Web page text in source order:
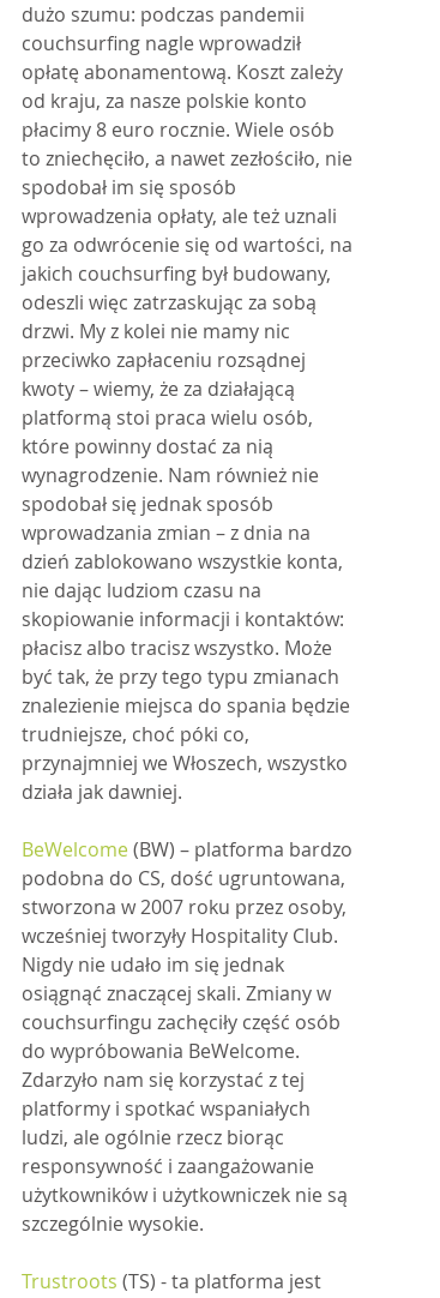
dużo szumu: podczas pandemii
couchsurfing nagle wprowadził
opłatę abonamentową. Koszt zależy
od kraju, za nasze polskie konto
płacimy 8 euro rocznie. Wiele osób
to zniechęciło, a nawet zezłościło, nie
spodobał im się sposób
wprowadzenia opłaty, ale też uznali
go za odwrócenie się od wartości, na
jakich couchsurfing był budowany,
odeszli więc zatrzaskując za sobą
drzwi. My z kolei nie mamy nic
przeciwko zapłaceniu rozsądnej
kwoty – wiemy, że za działającą
platformą stoi praca wielu osób,
które powinny dostać za nią
wynagrodzenie. Nam również nie
spodobał się jednak sposób
wprowadzania zmian – z dnia na
dzień zablokowano wszystkie konta,
nie dając ludziom czasu na
skopiowanie informacji i kontaktów:
płacisz albo tracisz wszystko. Może
być tak, że przy tego typu zmianach
znalezienie miejsca do spania będzie
trudniejsze, choć póki co,
przynajmniej we Włoszech, wszystko
działa jak dawniej.
BeWelcome (BW) – platforma bardzo
podobna do CS, dość ugruntowana,
stworzona w 2007 roku przez osoby,
wcześniej tworzyły Hospitality Club.
Nigdy nie udało im się jednak
osiągnąć znaczącej skali. Zmiany w
couchsurfingu zachęciły część osób
do wypróbowania BeWelcome.
Zdarzyło nam się korzystać z tej
platformy i spotkać wspaniałych
ludzi, ale ogólnie rzecz biorąc
responsywność i zaangażowanie
użytkowników i użytkowniczek nie są
szczególnie wysokie.
Trustroots (TS) - ta platforma jest